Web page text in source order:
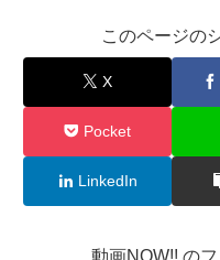
このページの
X
Pocket
LinkedIn
動画NOW!! の